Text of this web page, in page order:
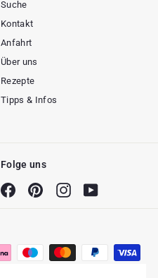
Suche
Kontakt
Anfahrt
Über uns
Rezepte
Tipps & Infos
Folge uns
FacebookPinterestInstagram